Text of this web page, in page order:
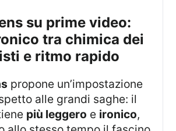
tra chimica dei
e ritmo rapido
propone un’impostazione
alle grandi saghe: il
più leggero e ironico,